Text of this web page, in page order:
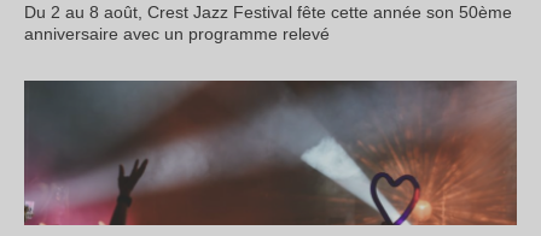
Du 2 au 8 août, Crest Jazz Festival fête cette année son 50ème
anniversaire avec un programme relevé